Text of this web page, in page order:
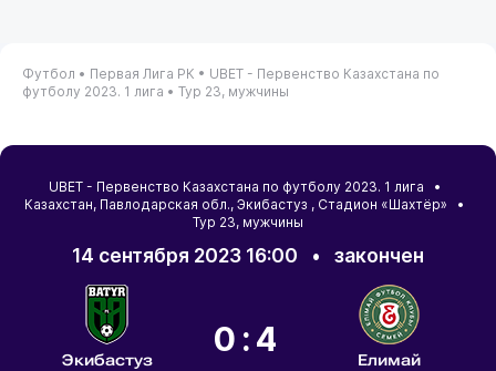
Футбол • Первая Лига РК • UBET - Первенство Казахстана по
футболу 2023. 1 лига • Тур 23, мужчины
UBET - Первенство Казахстана по футболу 2023. 1 лига •
Казахстан, Павлодарская обл., Экибастуз , Стадион «Шахтёр» •
Тур 23, мужчины
14 сентября 2023 16:00 • закончен
Экибастуз
0:4
Елимай